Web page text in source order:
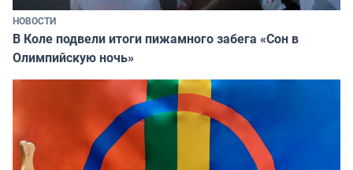
НОВОСТИ
В Коле подвели итоги пижамного забега «Сон в
Олимпийскую ночь»